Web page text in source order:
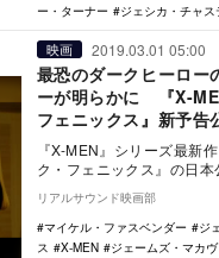
ー・ターナー
ジェシカ・チャス
映画 2019.03.01 05:00
最恐のダークヒーロー
ーが明らかに 『X-
フェニックス』新予告
『X-MEN』シリーズ最新
ク・フェニックス』の日
に決まり、新予告編が公
リアルサウンド映画部
マイケル・ファスベンダー
ジ
ス
X-MEN ジェームズ・マカヴ